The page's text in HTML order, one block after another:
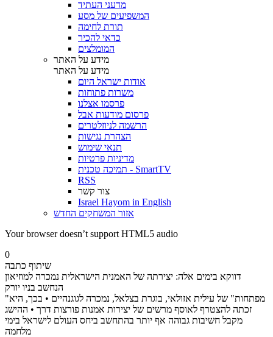
מדעני העתיד
המשפיעים של מסע
תורת לחימה
כדאי להכיר
המומלצים
מידע על האתר
מידע על האתר
אודות ישראל היום
משרות פתוחות
פרסמו אצלנו
פרסום מודעות אבל
הרשמה לניוזלטרים
הצהרת נגישות
תנאי שימוש
מדיניות פרטיות
תמיכה טכנית - SmartTV
RSS
צור קשר
Israel Hayom in English
אזור המשחקים החדש
Your browser doesn’t support HTML5 audio
0
שיתוף כתבה
דווקא בימים אלה: יצירתה של האמנית הישראלית נמכרה למוזיאון
הנחשב בניו יורק
"מפתחות" של עילית אזולאי, בוגרת בצלאל, נמכרה לגוגנהיים • בכך, היא
זכתה להצטרף לאוסף מרשים של יצירות אמנות פורצות דרך • ההישג
מקבל חשיבות גבוהה אף יותר בהתחשב ביחס העולם לישראל בימי
מלחמה